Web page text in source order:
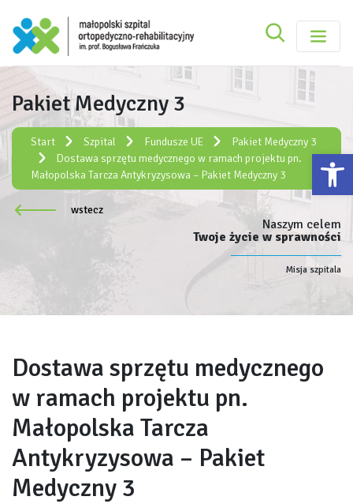
Małopolski Szpital Ortopedyczno-Szukaj
Szukaj
e-rejestracja
Pakiet Medyczny 3
Start Szpital Fundusze UE
Pakiet Medyczny 3
Dostawa sprzętu medycznego w ramach projektu pn.
Małopolska Tarcza Antykryzysowa – Pakiet Medyczny 3
wstecz
Naszym celem
Twoje życie w sprawności
Misja szpitala
Dostawa sprzętu medycznego
w ramach projektu pn.
Małopolska Tarcza
Antykryzysowa – Pakiet
Medyczny 3